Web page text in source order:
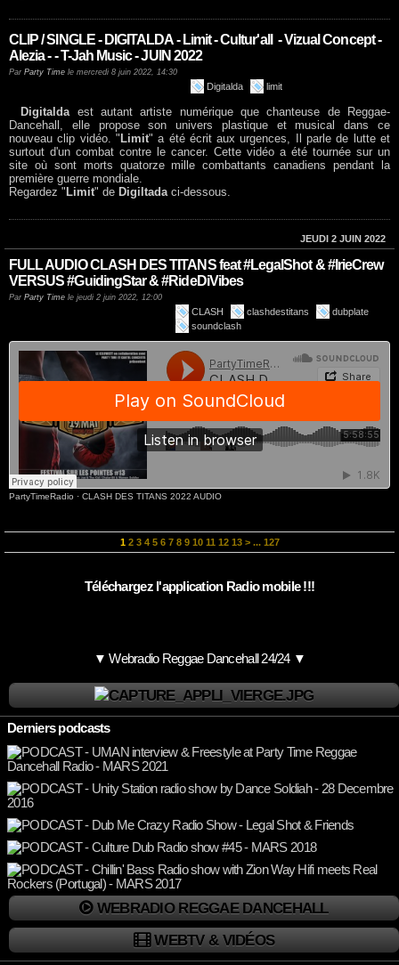
CLIP / SINGLE - DIGITALDA - Limit - Cultur'all - Vizual Concept -
Alezia - - T-Jah Music - JUIN 2022
Par Party Time le mercredi 8 juin 2022, 14:30
Digitalda limit
Digitaldaest autant artiste numérique que chanteuse de Reggae-
Dancehall, elle propose son univers plastique et musical dans ce
nouveau clip vidéo. " Limit" a été écrit aux urgences, Il parle de lutte et
surtout d'un combat contre le cancer. Cette vidéo a été tournée sur un
site où sont morts quatorze mille combattants canadiens pendant la
première guerre mondiale.
Regardez " Limit" de Digiltadaci-dessous.
JEUDI 2 JUIN 2022
FULL AUDIO CLASH DES TITANS feat #LegalShot & #IrieCrew
VERSUS #GuidingStar & #RideDiVibes
Par Party Time le jeudi 2 juin 2022, 12:00
CLASH clashdestitans
dubplate
soundclash
PartyTimeRadio · CLASH DES TITANS 2022 AUDIO
1 2 3 4 5 6 7 8 9 10 11 12 13 > ... 127
Téléchargez l'application Radio mobile !!!
▼ Webradio Reggae Dancehall 24/24 ▼
Derniers podcasts
WEBRADIO REGGAE DANCEHALL
WEBTV & VIDÉOS